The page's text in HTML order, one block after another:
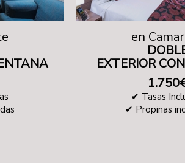
en
EXTERIOR
1.750
✔ Tasas
✔ Propinas